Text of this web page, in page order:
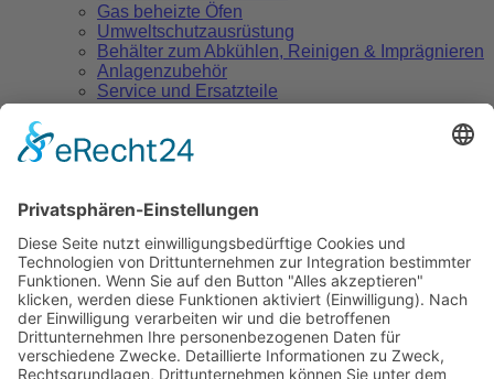
Gas beheizte Öfen
Umweltschutzausrüstung
Behälter zum Abkühlen, Reinigen & Imprägnieren
Anlagenzubehör
Service und Ersatzteile
Verfahrensvorteile
Salze zur Wärmebehandlung
Aufkohlen und Carbonitrieren
Feste Kohlungsmittel
Glühen & Härten
Wärmebehandlung von
Schnellarbeitsstählen
Warmbadabkühlung und Anlassen
Thermochemische Reinigung metallischer